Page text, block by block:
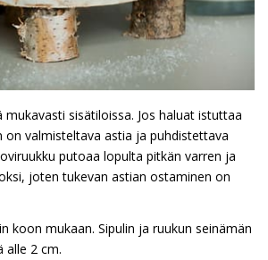
sisätiloissa. Jos haluat istuttaa
on valmisteltava astia ja puhdistettava
putoaa lopulta pitkän varren ja
joten tukevan astian ostaminen on
koon mukaan. Sipulin ja ruukun seinämän
alle 2 cm.